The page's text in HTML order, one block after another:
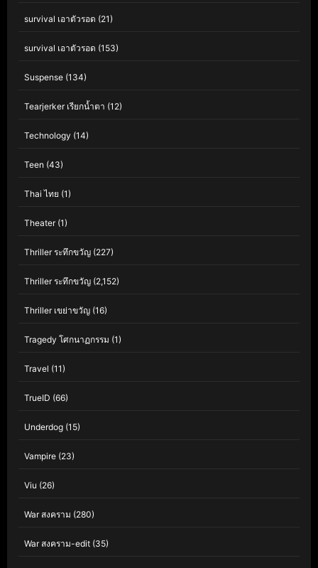
survival เอาตัวรอด (21)
survival เอาตัวรอด (153)
Suspense (134)
Tearjerker เรียกน้ำตา (12)
Technology (14)
Teen (43)
Thai ไทย (1)
Theater(1)
Thriller ระทึกขวัญ (227)
Thriller ระทึกขวัญ (2,152)
Thriller เขย่าขวัญ (16)
Tragedy โศกนาฏกรรม (1)
Travel (11)
TrueID (66)
Underdog (15)
Vampire (23)
Viu (26)
War สงคราม (280)
War สงคราม-edit (35)